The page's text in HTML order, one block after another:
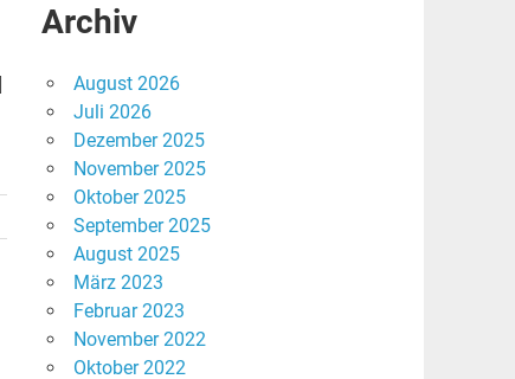
Archiv
August 2026
Juli 2026
Dezember 2025
November 2025
Oktober 2025
September 2025
August 2025
März 2023
Februar 2023
November 2022
Oktober 2022